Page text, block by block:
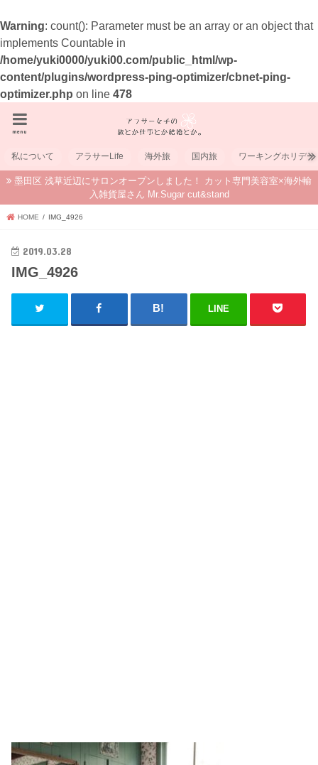
Warning: count(): Parameter must be an array or an object that
implements Countable in
/home/yuki0000/yuki00.com/public_html/wp-
content/plugins/wordpress-ping-optimizer/cbnet-ping-
optimizer.php on line 478
menu
私について アラサーLife 海外旅 国内旅 ワーキングホリデー
墨田区 浅草近辺にサロンオープンしました！ カット専門美容室×海外輸
入雑貨屋さん Mr.Sugar cut&stand
HOME IMG_4926
2019.03.28
IMG_4926
LINE